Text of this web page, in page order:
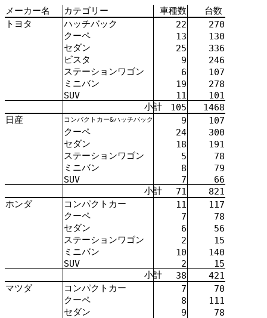
メーカー名 カテゴリー
車種数
台数
トヨタハッチバック 22
270
クーペ
13
130
セダン
25
336
ビスタ
9
246
ステーションワゴン
6
107
ミニバン
19
278
SUV
11
101
小計
105
1468
日産
コンパクトカー&ハッチバック 9
107
クーペ
24
300
セダン
18
191
ステーションワゴン
5
78
ミニバン
8
79
SUV
7
66
小計
71
821
ホンダコンパクトカー 11
117
クーペ
7
78
セダン
6
56
ステーションワゴン
2
15
ミニバン
10
140
SUV
2
15
小計
38
421
マツダコンパクトカー 7
70
クーペ
8
111
セダン
9
78